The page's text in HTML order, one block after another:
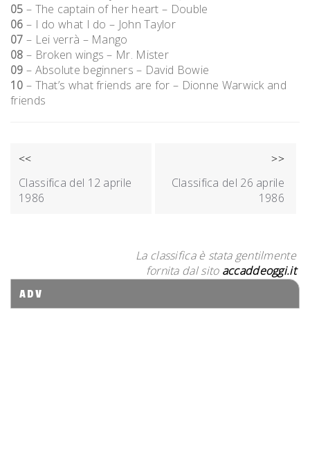
05 – The captain of her heart – Double
06 – I do what I do – John Taylor
07 – Lei verrà – Mango
08 – Broken wings – Mr. Mister
09 – Absolute beginners – David Bowie
10 – That’s what friends are for – Dionne Warwick and
friends
NAVIGAZIONE
ARTICOLI
<<
Classifica del 12 aprile
1986
>>
Classifica del 26 aprile
1986
La classifica è stata gentilmente
fornita dal sito accaddeoggi.it
ADV